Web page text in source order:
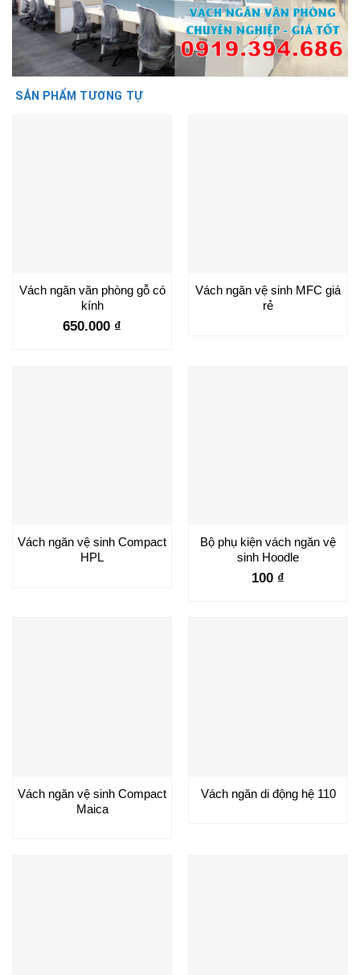
SẢN PHẨM TƯƠNG TỰ
Vách ngăn văn phòng gỗ có
kính
650.000 ₫
Vách ngăn vệ sinh MFC giá
rẻ
Vách ngăn vệ sinh Compact
HPL
Bộ phụ kiện vách ngăn vệ
sinh Hoodle
100 ₫
Vách ngăn vệ sinh Compact
Maica
Vách ngăn di động hệ 110